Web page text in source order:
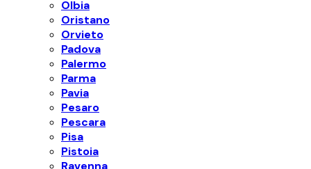
Olbia
Oristano
Orvieto
Padova
Palermo
Parma
Pavia
Pesaro
Pescara
Pisa
Pistoia
Ravenna